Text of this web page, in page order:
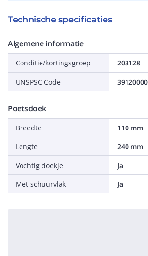
Technische specificaties
Algemene informatie
Conditie/kortingsgroep 203128
UNSPSC Code 39120000
Poetsdoek
Breedte
110 mm
Lengte
240 mm
Vochtig doekje
Ja
Met schuurvlak
Ja